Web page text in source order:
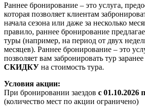
Раннее бронирование – это услуга,
которая позволяет клиентам
начала сезона или даже за несколько
правило, раннее бронирование
туры (например, на период от двух
месяцев). Раннее бронирование – это
позволяет вам забронировать тур
СКИДКУ на стоимость тура.
Условия акции:
При бронировании заездов с 01.10.2026
(количество мест по акции ограничено)